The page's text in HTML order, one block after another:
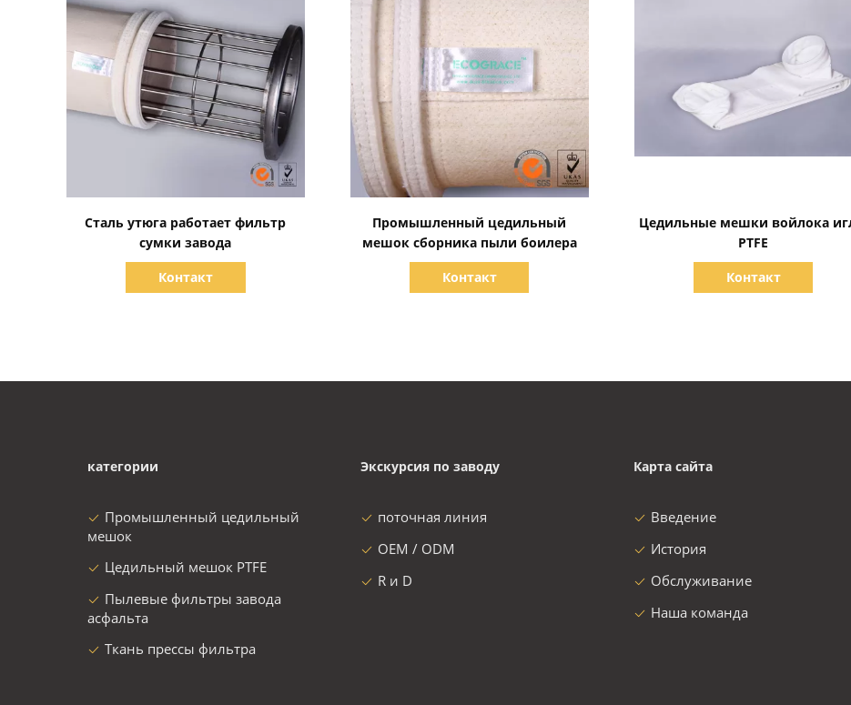
Сталь утюга работает фильтр
сумки завода
Контакт
Промышленный цедильный
мешок сборника пыли боилера
Контакт
Цедильные мешки войлока
PTFE
Контакт
категории
Промышленный цедильный
мешок
Цедильный мешок PTFE
Пылевые фильтры завода
асфальта
Ткань прессы фильтра
Экскурсия по заводу
поточная линия
OEM / ODM
R и D
Карта сайта
Введение
История
Обслуживание
Наша команда